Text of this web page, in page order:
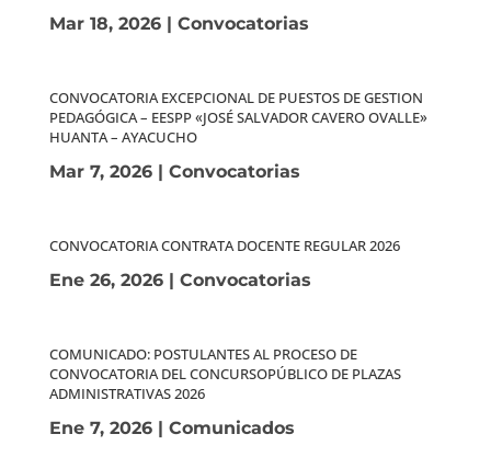
Mar 18, 2026| Convocatorias
CONVOCATORIA EXCEPCIONAL DE PUESTOS DE GESTION
PEDAGÓGICA – EESPP «JOSÉ SALVADOR CAVERO OVALLE»
HUANTA – AYACUCHO
Mar 7, 2026| Convocatorias
CONVOCATORIA CONTRATA DOCENTE REGULAR 2026
Ene 26, 2026| Convocatorias
COMUNICADO: POSTULANTES AL PROCESO DE
CONVOCATORIA DEL CONCURSOPÚBLICO DE PLAZAS
ADMINISTRATIVAS 2026
Ene 7, 2026| Comunicados